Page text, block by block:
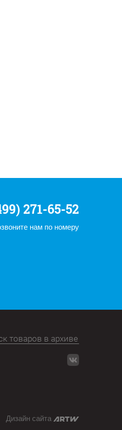
271-65-52
нам по номеру
Дизайн сайта